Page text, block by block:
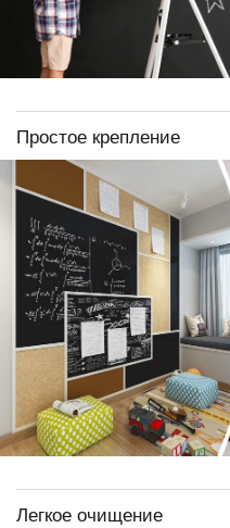
Простое крепление
Легкое очищение